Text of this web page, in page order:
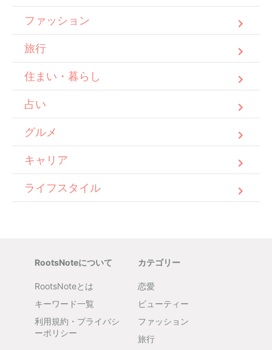
ファッション
旅行
住まい・暮らし
占い
グルメ
キャリア
ライフスタイル
RootsNoteについて
RootsNoteとは
キーワード一覧
利用規約・プライバシ
ーポリシー
カテゴリー
恋愛
ビューティー
ファッション
旅行